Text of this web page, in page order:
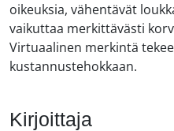
oikeuksia, vähentävät
vaikuttaa merkittävästi
Virtuaalinen merkintä
kustannustehokkaan.
Kirjoittaja